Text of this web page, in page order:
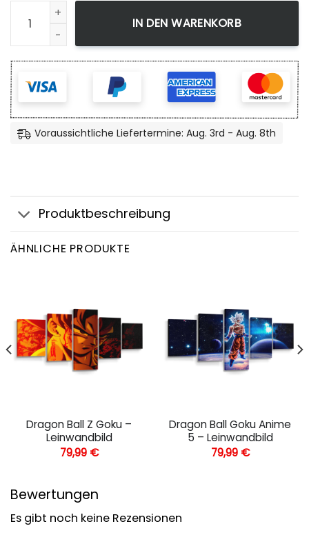
Mode Dieu Dragon Ball Z Goku - Leinwandbild Menge
IN DEN WARENKORB
Voraussichtliche Liefertermine: Aug. 3rd - Aug. 8th
Produktbeschreibung
ÄHNLICHE PRODUKTE
Dragon Ball Z Goku –
Leinwandbild
79,99 €
Dragon Ball Goku Anime
5 – Leinwandbild
79,99 €
Bewertungen
Es gibt noch keine Rezensionen